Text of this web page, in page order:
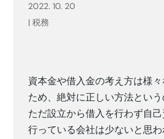
2022. 10. 20
|税務
資本金や借入金の考え方は様
ため、絶対に正しい方法という
ただ設立から借入を行わず自
行っている会社は少ないと思